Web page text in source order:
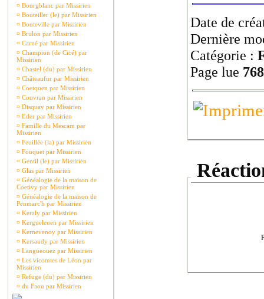
¤ Bourgblanc par Missirien
¤ Bouteiller (le) par Missirien
¤ Bouteville par Missirien
¤ Brulon par Missirien
¤ Carné par Missirien
¤ Champion (de Cicé) par
Missirien
¤ Chastel (du) par Missirien
¤ Châteaufur par Missirien
¤ Coetquen par Missirien
¤ Couvran par Missirien
¤ Disquay par Missirien
¤ Eder par Missirien
¤ Famille du Mescam par
Missirien
¤ Feuillée (la) par Missirien
¤ Fouquet par Missirien
¤ Gentil (le) par Missirien
¤ Glas par Missirien
¤ Généalogie de la maison de
Coetivy par Missirien
¤ Généalogie de la maison de
Penmarc'h par Missirien
¤ Keraly par Missirien
¤ Kerguelenen par Missirien
¤ Kernevenoy par Missirien
¤ Kersaudy par Missirien
¤ Langueouez par Missirien
¤ Les vicomtes de Léon par
Missirien
¤ Refuge (du) par Missirien
¤ du Faou par Missirien
Date de
Dernière
Catégorie :
Page lue